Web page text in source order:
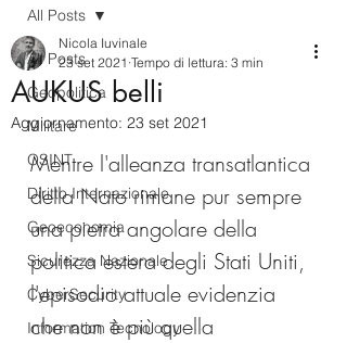
All Posts
Geopolitica
Militare
OSINT
Diritto Internazionale
Geoeconomia
Sicurezza Nazionale
CyberSecurity
Information Tecnology
All Posts
AUKUS belli
Nicola Iuvinale
23 set 2021 Tempo di lettura: 3 min
Aggiornamento: 23 set 2021
Mentre l'alleanza transatlantica
della Nato rimane pur sempre
una pietra angolare della
politica estera degli Stati Uniti,
l'episodio attuale evidenzia
che non è più quella